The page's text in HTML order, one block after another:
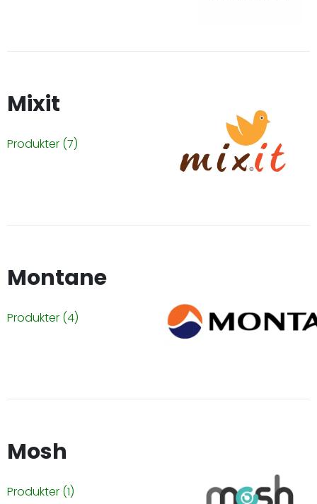
Mixit
Produkter (7)
Montane
Produkter (4)
Mosh
Produkter (1)